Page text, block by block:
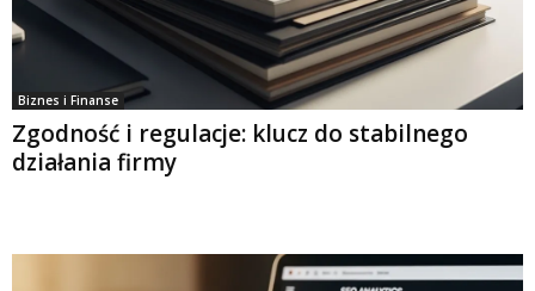
Biznes i Finanse
Zgodność i regulacje: klucz do stabilnego
działania firmy